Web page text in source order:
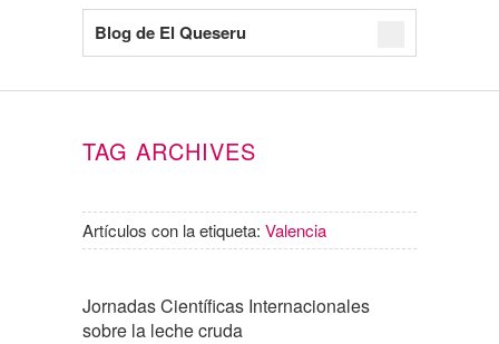
Blog de El Queseru
TAG ARCHIVES
Artículos con la etiqueta: Valencia
Jornadas Científicas Internacionales
sobre la leche cruda